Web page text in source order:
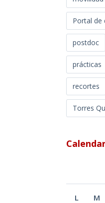
Portal de
postdoc
prácticas
recortes
Torres
L M